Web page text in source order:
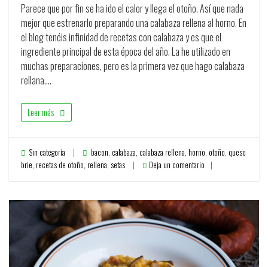
Parece que por fin se ha ido el calor y llega el otoño. Así que nada
mejor que estrenarlo preparando una calabaza rellena al horno. En
el blog tenéis infinidad de recetas con calabaza y es que el
ingrediente principal de esta época del año. La he utilizado en
muchas preparaciones, pero es la primera vez que hago calabaza
rellana.…
Leer más
Sin categoría bacon, calabaza, calabaza rellena, horno, otoño, queso
brie, recetas de otoño, rellena, setas Deja un comentario